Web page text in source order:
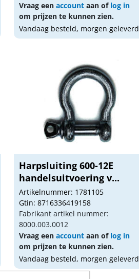
Vraag eenaccount aan of log in
om prijzen te kunnen zien.
Vandaag besteld, morgen geleverd
Harpsluiting 600-12E
handelsuitvoering v...
Artikelnummer: 1781105
Gtin: 8716336419158
Fabrikant artikel nummer:
8000.003.0012
Vraag eenaccount aan of log in
om prijzen te kunnen zien.
Vandaag besteld, morgen geleverd